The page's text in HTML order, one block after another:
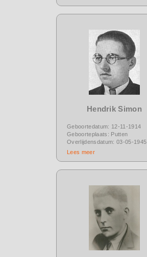
Hendrik Simon
Geboortedatum: 12-11-1914
Geboorteplaats: Putten
Overlijdensdatum: 03-05-1945
Lees meer